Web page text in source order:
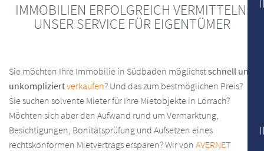
IMMOBILIEN ERFOLGREICH VERMITTELN:
UNSER SERVICE FÜR EIGENTÜMER
Sie möchten Ihre Immobilie in Südbaden möglichstschnell und
unkompliziertverkaufen? Und das zum bestmöglichen Preis?
Sie suchen solvente Mieter für Ihre Mietobjekte in Lörrach?
Möchten sich aber den Aufwand rund um Vermarktung,
Besichtigungen, Bonitätsprüfung und Aufsetzen eines
rechtskonformen Mietvertrags ersparen? Wir von AVERNET